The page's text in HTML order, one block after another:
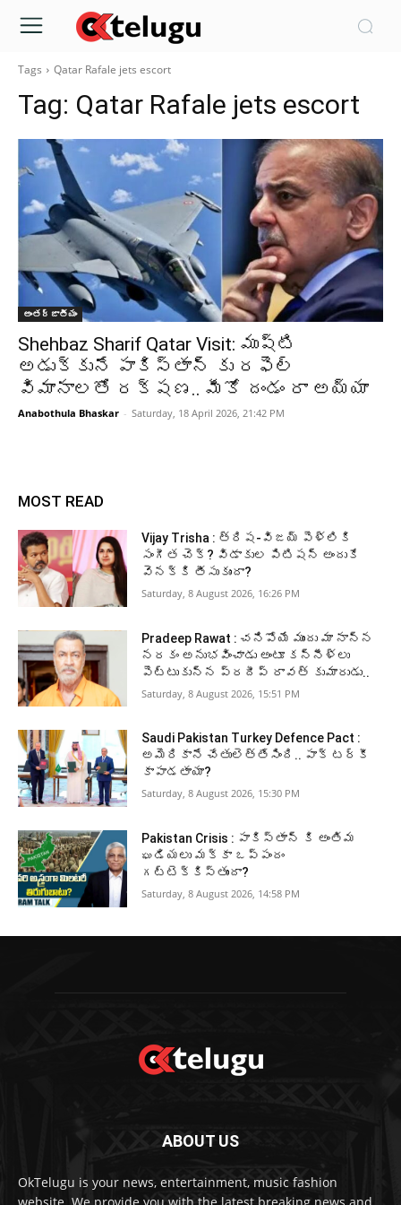
Tags Qatar Rafale jets escort
Tag: Qatar Rafale jets escort
అంతర్జాతీయం
Shehbaz Sharif Qatar Visit: ముష్టి
అడుక్కునే పాకిస్తాన్ కు రఫెల్
విమానాలతో రక్షణ.. మీకో దండం రా అయ్యా
Anabothula Bhaskar - Saturday, 18 April 2026, 21:42 PM
MOST READ
Vijay Trisha : త్రిష-విజయ్ పెళ్లికి
సంగీత చెక్? విడాకుల పిటిషన్ అందుకే
వెనక్కి తీసుకుందా?
Saturday, 8 August 2026, 16:26 PM
Pradeep Rawat : చనిపోయే ముందు మా నాన్న
నరకం అనుభవించాడు అంటూ కన్నీళ్లు
పెట్టుకున్న ప్రదీప్ రావత్ కుమారుడు..
Saturday, 8 August 2026, 15:51 PM
Saudi Pakistan Turkey Defence Pact :
అమెరికానే చేతులెత్తేసింది.. పాక్‌ టర్కీ
కాపాడతాయా?
Saturday, 8 August 2026, 15:30 PM
Pakistan Crisis : పాకిస్తాన్ కి అంతిమ
ఘడియలు మక్కా ఒప్పందం
గట్టెక్కిస్తుందా?
Saturday, 8 August 2026, 14:58 PM
ABOUT US
OkTelugu is your news, entertainment, music fashion
website. We provide you with the latest breaking news and